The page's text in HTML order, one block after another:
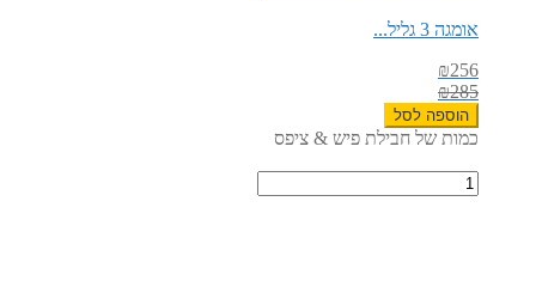
אומגה 3 גליל...
₪256
₪285
הוספה לסל
כמות של חבילת פיש & ציפס